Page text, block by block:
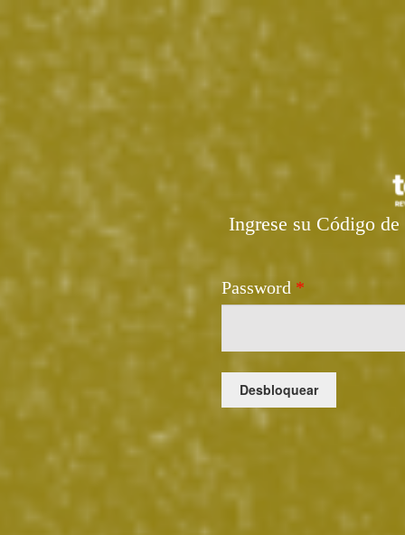
Ingrese su Código
Password *
Desbloquear